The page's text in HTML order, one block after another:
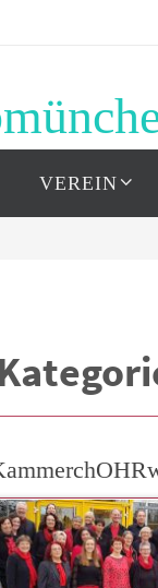
VEREIN